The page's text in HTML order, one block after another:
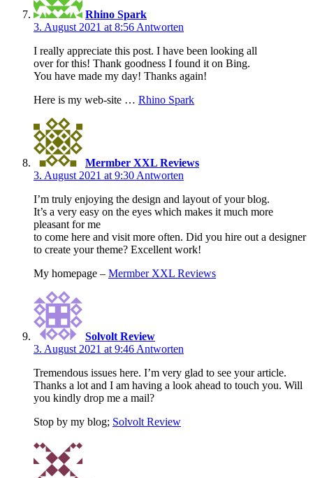
Rhino Spark
3. August 2021 at 8:56 Antworten
I really appreciate this post. I have been looking all
over for this! Thank goodness I found it on Bing.
You have made my day! Thanks again!
Here is my web-site … Rhino Spark
Mermber XXL Reviews
3. August 2021 at 9:30 Antworten
I’m truly enjoying the design and layout of your blog.
It’s a very easy on the eyes which makes it much more
pleasant for me
to come here and visit more often. Did you hire out a designer
to create your theme? Excellent work!
My homepage – Mermber XXL Reviews
Solvolt Review
3. August 2021 at 9:46 Antworten
Tremendous issues here. I’m very glad to see your article.
Thanks a lot and I am having a look ahead to touch you. Will
you kindly drop me a mail?
Stop by my blog; Solvolt Review